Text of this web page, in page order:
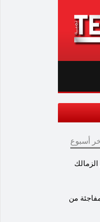
أسبوع
من